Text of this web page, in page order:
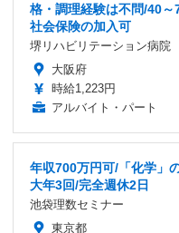
格・調理経験は不問/40
社会保険の加入可
堺リハビリテーション病院
大阪府
時給1,223円
アルバイト・パート
年収700万円可/「化学」
大年3回/完全週休2日
池袋理数セミナー
東京都